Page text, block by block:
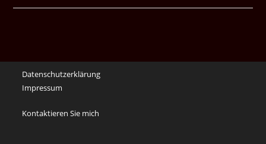
an
die
Corona
Zeiten
Datenschutzerklärung
Impressum
Kontaktieren Sie mich